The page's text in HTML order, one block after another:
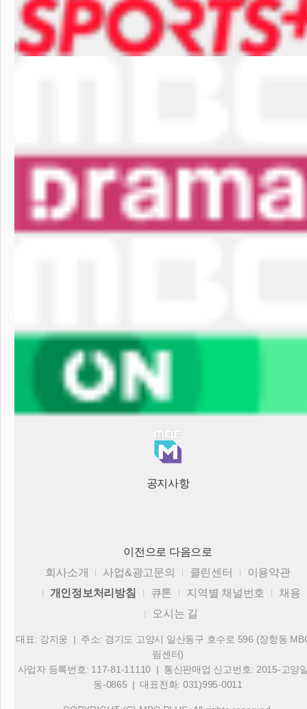
공지사항
이전으로 다음으로
회사소개
사업&광고문의 클린센터
이용약관
개인정보처리방침
큐톤 지역별 채널번호
채용
오시는 길
대표: 강지웅 | 주소: 경기도 고양시 일산동구 호수로 596 (장항동
림센터)
사업자 등록번호: 117-81-11110 | 통신판매업 신고번호: 2015-고양
동-0865 | 대표전화: 031)995-0011